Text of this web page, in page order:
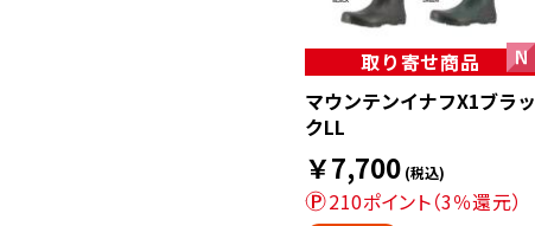
取り寄せ商品
マウンテンイナフX1ブラッ
クLL
￥7,700 (税込)
210ポイント（3％還元）